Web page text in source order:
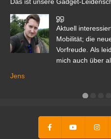
Das ist unsere Gadget-
Aktuell
Mobilität; die
Vorfreude. Als
mich auch über
Jens